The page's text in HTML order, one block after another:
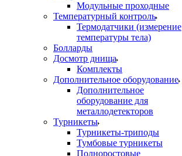
Модульные проходные
Температурный контроль
Термодатчики (измерение
температуры тела)
Болларды
Досмотр днища
Комплекты
Дополнительное оборудование
Дополнительное
оборудование для
металлодетекторов
Турникеты
Турникеты-триподы
Тумбовые турникеты
Полноростовые